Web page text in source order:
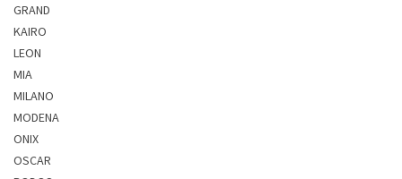
GRAND
KAIRO
LEON
MIA
MILANO
MODENA
ONIX
OSCAR